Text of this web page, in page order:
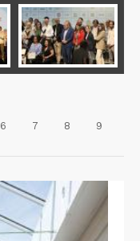
6 7 8 9